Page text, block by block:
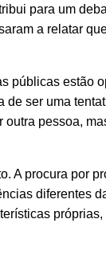
para um
a relatar
públicas estão
ser uma
pessoa,
A procura por
diferentes